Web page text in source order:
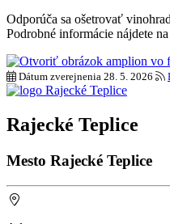
Odporúča sa ošetrovať
Podrobné informácie nájdete
Dátum zverejnenia 28. 5. 2026
Rajecké Teplice
Mesto Rajecké Teplice